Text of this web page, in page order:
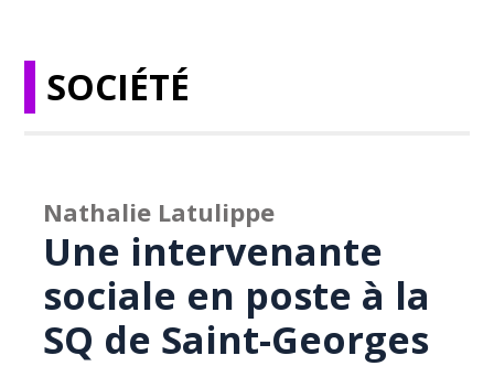
SOCIÉTÉ
Nathalie Latulippe
Une intervenante
sociale en poste à la
SQ de Saint-Georges